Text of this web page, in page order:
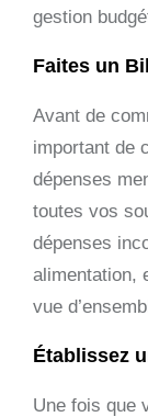
gestion
Faites un
Avant de
important de
dépenses
toutes vos
dépenses
alimentation,
vue
Établissez
Une fois que